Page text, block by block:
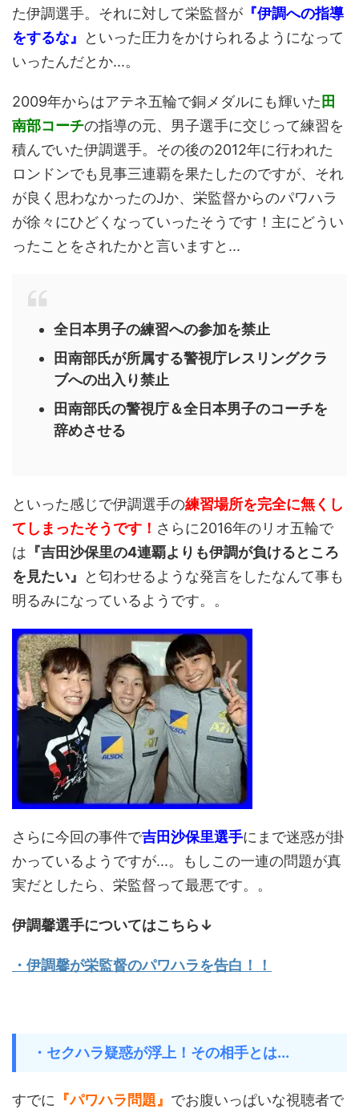
た伊調選手。それに対して栄監督が 『伊調への指導
をするな』
といった圧力をかけられるようになって
いったんだとか...。
2009年からはアテネ五輪で銅メダルにも輝いた 田
南部コーチの指導の元、男子選手に交じって練習を
積んでいた伊調選手。その後の2012年に行われた
ロンドンでも見事三連覇を果たしたのですが、それ
が良く思わなかったのJか、栄監督からのパワハラ
が徐々にひどくなっていったそうです！主にどうい
ったことをされたかと言いますと...
全日本男子の練習への参加を禁止
田南部氏が所属する警視庁レスリングクラ
ブへの出入り禁止
田南部氏の警視庁＆全日本男子のコーチを
辞めさせる
といった感じで伊調選手の練習場所を完全に無くし
てしまったそうです！ さらに2016年のリオ五輪で
は 『吉田沙保里の4連覇よりも伊調が負けるところ
を見たい』
と匂わせるような発言をしたなんて事も
明るみになっているようです。。
さらに今回の事件で吉田沙保里選手にまで迷惑が掛
かっているようですが...。もしこの一連の問題が真
実だとしたら、栄監督って最悪です。。
伊調馨選手についてはこちら↓
・伊調馨が栄監督のパワハラを告白！！
・セクハラ疑惑が浮上！その相手とは...
すでに 『パワハラ問題』 でお腹いっぱいな視聴者で